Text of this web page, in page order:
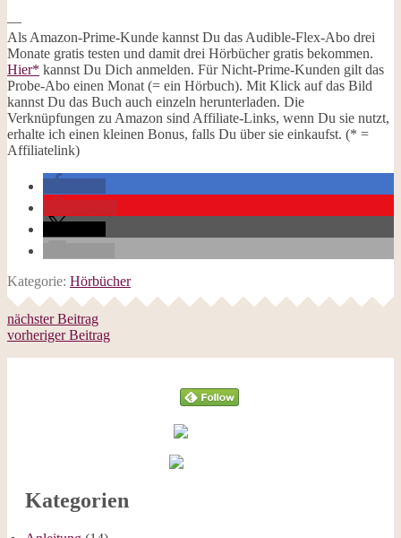
—
Als Amazon-Prime-Kunde kannst Du das Audible-Flex-Abo drei
Monate gratis testen und damit drei Hörbücher gratis bekommen.
Hier* kannst Du Dich anmelden. Für Nicht-Prime-Kunden gilt das
Probe-Abo einen Monat (= ein Hörbuch). Mit Klick auf das Bild
kannst Du das Buch auch einzeln herunterladen. Die
Verknüpfungen zu Amazon sind Affiliate-Links, wenn Du sie nutzt,
erhalte ich einen kleinen Bonus, falls Du über sie einkaufst. (* =
Affiliatelink)
Kategorie: Hörbücher
nächster Beitrag
vorheriger Beitrag
Kategorien